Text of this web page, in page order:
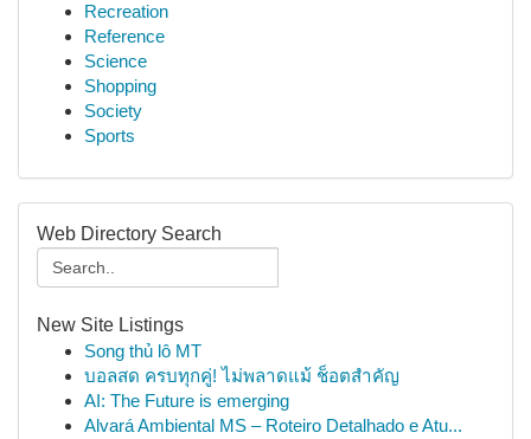
Recreation
Reference
Science
Shopping
Society
Sports
Web Directory Search
New Site Listings
Song thủ lô MT
บอลสด ครบทุกคู่! ไม่พลาดแม้ ช็อตสำคัญ
AI: The Future is emerging
Alvará Ambiental MS – Roteiro Detalhado e Atu...